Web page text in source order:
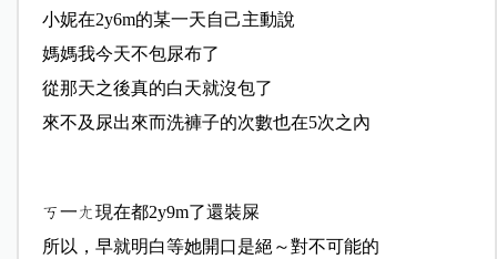
小妮在2y6m的某一天自己主動說
媽媽我今天不包尿布了
從那天之後真的白天就沒包了
來不及尿出來而洗褲子的次數也在5次之內
ㄎ一ㄤ現在都2y9m了還裝屎
所以，早就明白等她開口是絕～對不可能的